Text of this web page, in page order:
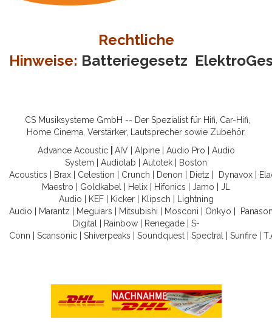
Rechtliche
Hinweise: Batteriegesetz
CS Musiksysteme GmbH -- Der Spezialist für Hifi, Car-Hifi,
Home Cinema, Verstärker, Lautsprecher sowie Zubehör.
Advance Acoustic
AIV| Alpine| Audio Pro
Audio
System
Audiolab Autotek
Boston
Acoustics
Brax Celestion Crunch Denon Dietz Dynavox
Maestro
Goldkabel Helix Hifonics Jamo
JL
Audio
KEF| Kicker| Klipsch
Lightning
Audio
Marantz Meguiars Mitsubishi Mosconi Onkyo
Digital
Rainbow| Renegade| S-
Conn
Scansonic Shiverpeaks Soundquest Spectral Sunfire